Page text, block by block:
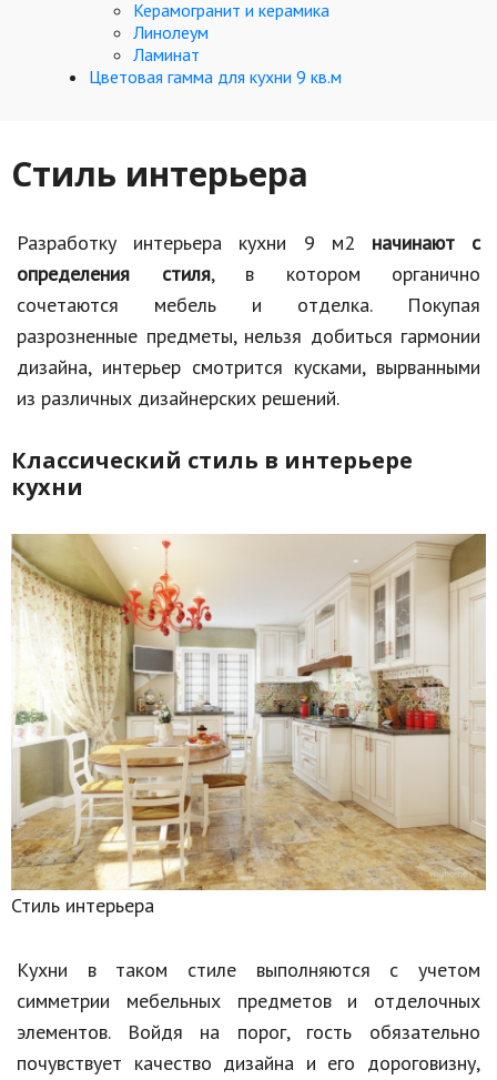
Работа и бизнес
Животные
Праздники и подарки
Домашние животные
Семья и дети
Путешествия
Строительство
Мода и стиль
Хобби и развлечения
Финансы
Юриспруденция
Природа
Образование
Наука и технологии
Керамогранит и керамика
Линолеум
Ламинат
Цветовая гамма для кухни 9 кв.м
Стиль интерьера
Разработку интерьера кухни 9 м2 начинают с
определения стиля, в котором органично
сочетаются мебель и отделка. Покупая
разрозненные предметы, нельзя добиться гармонии
дизайна, интерьер смотрится кусками, вырванными
из различных дизайнерских решений.
Классический стиль в интерьере
кухни
Стиль интерьера
Кухни в таком стиле выполняются с учетом
симметрии мебельных предметов и отделочных
элементов. Войдя на порог, гость обязательно
почувствует качество дизайна и его дороговизну,